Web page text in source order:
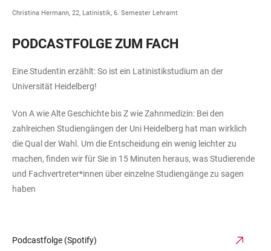
Christina Hermann, 22, Latinistik, 6. Semester Lehramt
PODCASTFOLGE ZUM FACH
Eine Studentin erzählt: So ist ein Latinistikstudium an der
Universität Heidelberg!
Von A wie Alte Geschichte bis Z wie Zahnmedizin: Bei den
zahlreichen Studiengängen der Uni Heidelberg hat man wirklich
die Qual der Wahl. Um die Entscheidung ein wenig leichter zu
machen, finden wir für Sie in 15 Minuten heraus, was Studierende
und Fachvertreter*innen über einzelne Studiengänge zu sagen
haben
Podcastfolge (Spotify)